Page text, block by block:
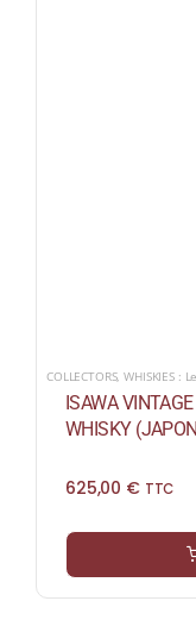
COLLECTORS,WHISKIES :
ISAWA
WHISKY
625,00 € TTC